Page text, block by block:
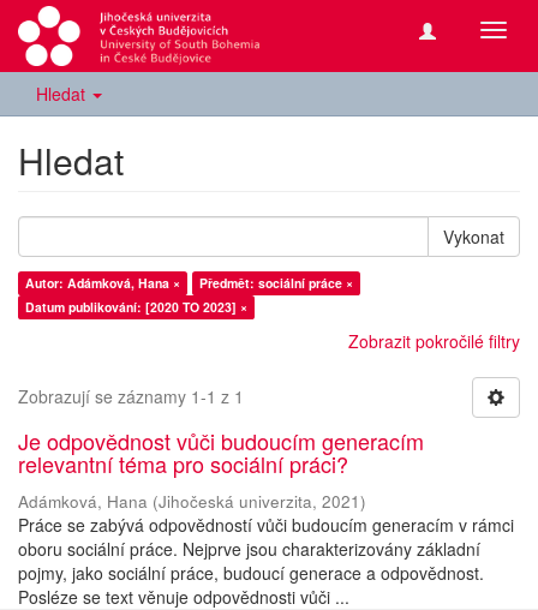
Hledat
Hledat
Vykonat
Autor: Adámková, Hana ×
Předmět: sociální práce ×
Datum publikování: [2020 TO 2023] ×
Zobrazit pokročilé filtry
Zobrazují se záznamy 1-1 z 1
Je odpovědnost vůči budoucím generacím
relevantní téma pro sociální práci?
Adámková, Hana (Jihočeská univerzita, 2021)
Práce se zabývá odpovědností vůči budoucím generacím v rámci
oboru sociální práce. Nejprve jsou charakterizovány základní
pojmy, jako sociální práce, budoucí generace a odpovědnost.
Posléze se text věnuje odpovědnosti vůči ...